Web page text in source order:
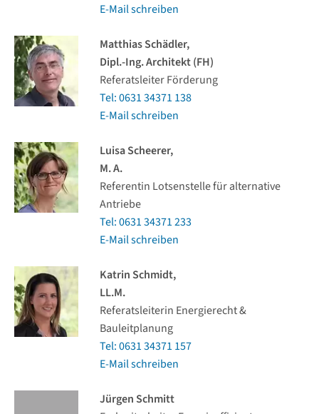
E-Mail schreiben
Matthias Schädler,
Dipl.-Ing. Architekt (FH)
Referatsleiter Förderung
Tel: 0631 34371 138
E-Mail schreiben
Luisa Scheerer,
M. A.
Referentin Lotsenstelle für alternative
Antriebe
Tel: 0631 34371 233
E-Mail schreiben
Katrin Schmidt,
LL.M.
Referatsleiterin Energierecht &
Bauleitplanung
Tel: 0631 34371 157
E-Mail schreiben
Jürgen Schmitt